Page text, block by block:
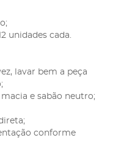
unidades cada.
lavar bem a peça
e sabão neutro;
conforme